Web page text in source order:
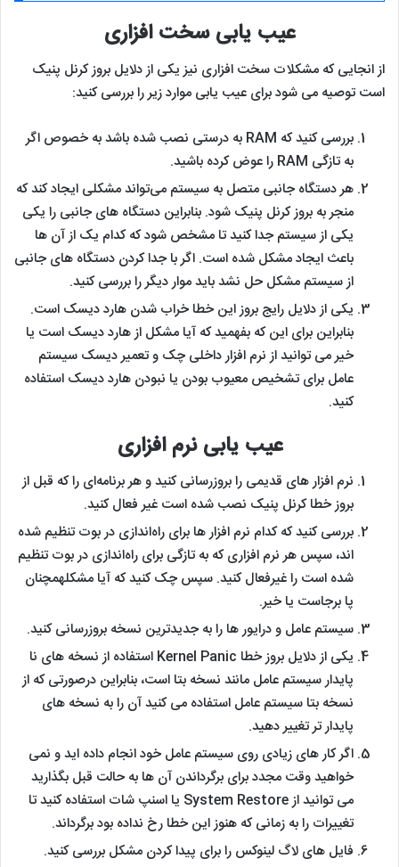
عیب یابی سخت افزاری
از انجایی که مشکلات سخت افزاری نیز یکی از دلایل بروز کرنل پنیک
است توصیه می شود برای عیب یابی موارد زیر را بررسی کنید:
بررسی کنید که RAM به درستی نصب شده باشد به خصوص اگر
به تازگی RAM را عوض کرده باشید.
هر دستگاه جانبی متصل به سیستم می‌تواند مشکلی ایجاد کند که
منجر به بروز کرنل پنیک شود. بنابراین دستگاه های جانبی را یکی
یکی از سیستم جدا کنید تا مشخص شود که کدام یک از آن ها
باعث ایجاد مشکل شده است. اگر با جدا کردن دستگاه های جانبی
از سیستم مشکل حل نشد باید موار دیگر را بررسی کنید.
یکی از دلایل رایج بروز این خطا خراب شدن هارد دیسک است.
بنابراین برای این که بفهمید که آیا مشکل از هارد دیسک است یا
خیر می توانید از نرم افزار داخلی چک و تعمیر دیسک سیستم
عامل برای تشخیص معیوب بودن یا نبودن هارد دیسک استفاده
کنید.
عیب یابی نرم افزاری
نرم افزار های قدیمی را بروزرسانی کنید و هر برنامه‌ای را که قبل از
بروز خطا کرنل پنیک نصب شده است غیر فعال کنید.
بررسی کنید که کدام نرم افزار ها برای راه‌اندازی در بوت تنظیم شده‌
اند، سپس هر نرم افزاری که به تازگی برای راه‌اندازی در بوت تنظیم
شده‌ است را غیرفعال کنید. سپس چک کنید که آیا مشکلهمچنان
پا برجاست یا خیر.
سیستم عامل و درایور ها را به جدیدترین نسخه بروزرسانی کنید.
یکی از دلایل بروز خطا Kernel Panic استفاده از نسخه های نا
پایدار سیستم عامل مانند نسخه بتا است، بنابراین درصورتی که از
نسخه بتا سیستم عامل استفاده می کنید آن را به نسخه های
پایدار تر تغییر دهید.
اگر کار های زیادی روی سیستم عامل خود انجام داده اید و نمی
خواهید وقت مجدد برای برگرداندن آن ها به حالت قبل بگذارید
می توانید از System Restore یا اسنپ شات استفاده کنید تا
تغییرات را به زمانی که هنوز این خطا رخ نداده بود برگرداند.
فایل های لاگ لینوکس را برای پیدا کردن مشکل بررسی کنید.